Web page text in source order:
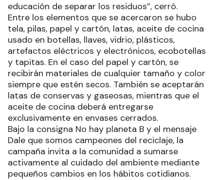
educación de separar los residuos”, cerró.
Entre los elementos que se acercaron se hubo
tela, pilas, papel y cartón, latas, aceite de cocina
usado en botellas, llaves, vidrio, plásticos,
artefactos eléctricos y electrónicos, ecobotellas
y tapitas. En el caso del papel y cartón, se
recibirán materiales de cualquier tamaño y color
siempre que estén secos. También se aceptarán
latas de conservas y gaseosas, mientras que el
aceite de cocina deberá entregarse
exclusivamente en envases cerrados.
Bajo la consigna No hay planeta B y el mensaje
Dale que somos campeones del reciclaje, la
campaña invita a la comunidad a sumarse
activamente al cuidado del ambiente mediante
pequeños cambios en los hábitos cotidianos.